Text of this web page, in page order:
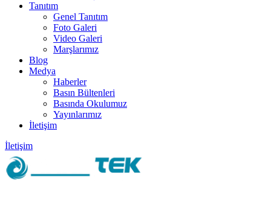
Tanıtım
Genel Tanıtım
Foto Galeri
Video Galeri
Marşlarımız
Blog
Medya
Haberler
Basın Bültenleri
Basında Okulumuz
Yayınlarımız
İletişim
İletişim